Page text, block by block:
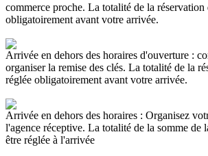
commerce proche. La totalité de la réservation
obligatoirement avant votre arrivée.
Arrivée en dehors des horaires d'ouverture :
organiser la remise des clés. La totalité de la
réglée obligatoirement avant votre arrivée.
Arrivée en dehors des horaires : Organisez
l'agence réceptive. La totalité de la somme de
être réglée à l'arrivée